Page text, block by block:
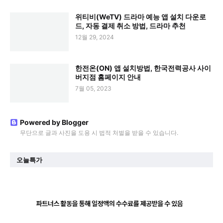
위티비(WeTV) 드라마 예능 앱 설치 다운로
드, 자동 결제 취소 방법, 드라마 추천
12월 29, 2024
한전온(ON) 앱 설치방법, 한국전력공사 사이
버지점 홈페이지 안내
7월 05, 2023
Powered by Blogger
무단으로 글과 사진을 도용 시 법적 처벌을 받을 수 있습니다.
오늘특가